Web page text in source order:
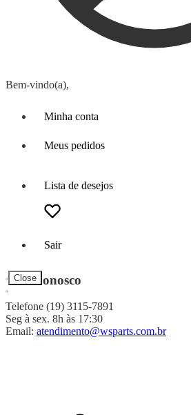
Bem-vindo(a),
Minha conta
Meus pedidos
Lista de desejos
Sair
Close
Fale Conosco
Telefone (19) 3115-7891
Seg à sex. 8h às 17:30
Email: atendimento@wsparts.com.br